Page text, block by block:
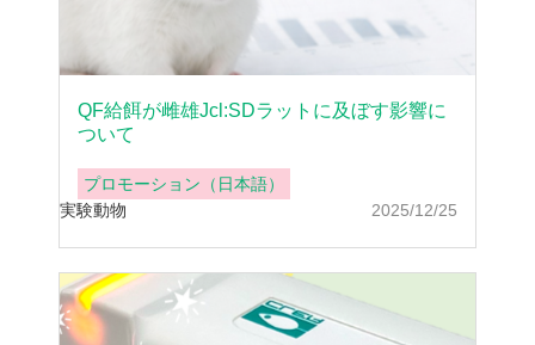
2025/12/25
QF給餌が雌雄Jcl:SDラットに及ぼす影響に
ついて
プロモーション（日本語）
実験動物